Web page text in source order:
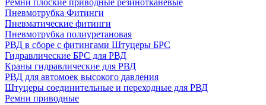
Ремни плоские приводные резинотканевые
Пневмотрубка Фитинги
Пневматические фитинги
Пневмотрубка полиуретановая
РВД в сборе с фитингами Штуцеры БРС
Гидравлические БРС для РВД
Краны гидравлические для РВД
РВД для автомоек высокого давления
Штуцеры соединительные и переходные для РВД
Ремни приводные